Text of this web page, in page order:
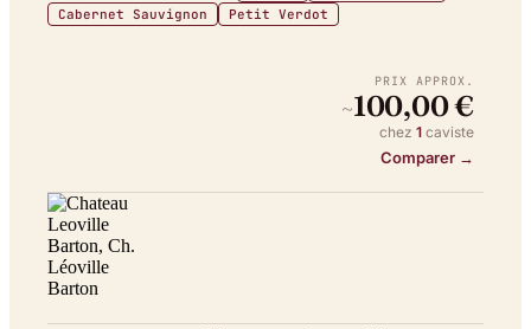
Cabernet Sauvignon
Petit Verdot
PRIX APPROX.
~100,00 €
chez 1 caviste
Comparer →